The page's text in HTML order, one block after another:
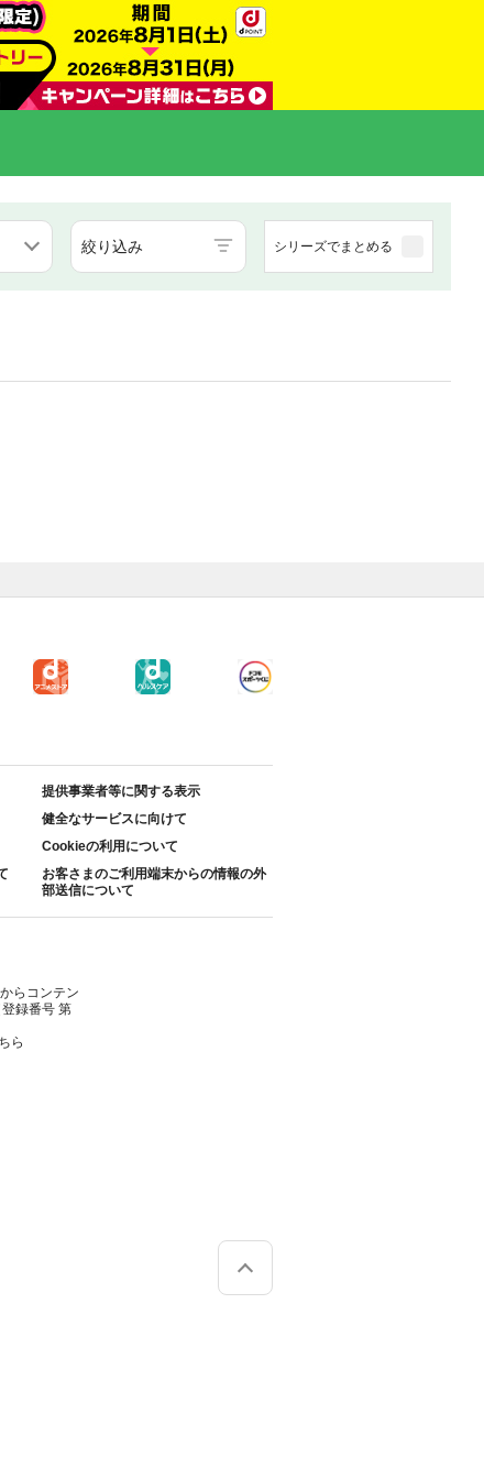
絞り込み シリーズでまとめる
提供事業者等に関する表示
健全なサービスに向けて
Cookieの利用について
お客さまのご利用端末からの情報の外
部送信について
らコンテン
録番号 第
ら